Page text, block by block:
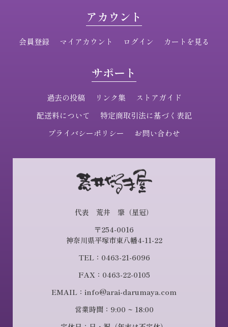
アカウント
会員登録 マイアカウント ログイン カートを見る
サポート
過去の投稿 リンク集
ストアガイド
配送料について
特定商取引法に基づく表記
プライバシーポリシー
お問い合わせ
代表 荒井 肇（星冠）
〒254-0016
神奈川県平塚市東八幡4-11-22
TEL：0463-21-6096
FAX：0463-22-0105
EMAIL：info@arai-darumaya.com
営業時間：9:00 ~ 18:00